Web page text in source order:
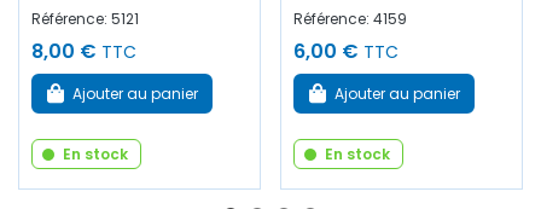
Référence: 5121
8,00 € TTC
Ajouter au panier
En stock
Référence: 4159
6,00 € TTC
Ajouter au panier
En stock